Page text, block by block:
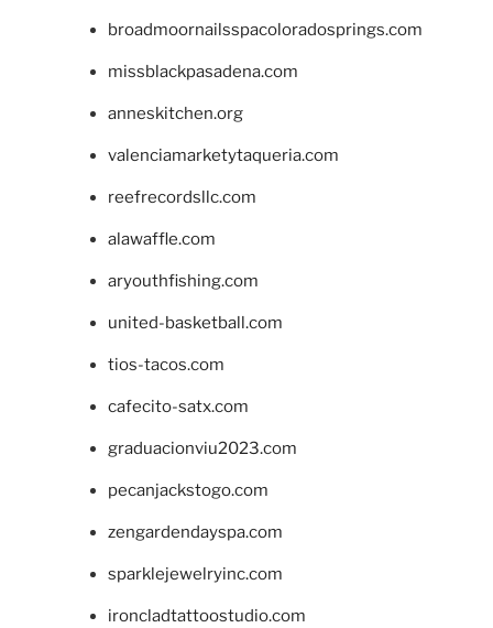
broadmoornailsspacoloradosprings.com
missblackpasadena.com
anneskitchen.org
valenciamarketytaqueria.com
reefrecordsllc.com
alawaffle.com
aryouthfishing.com
united-basketball.com
tios-tacos.com
cafecito-satx.com
graduacionviu2023.com
pecanjackstogo.com
zengardendayspa.com
sparklejewelryinc.com
ironcladtattoostudio.com